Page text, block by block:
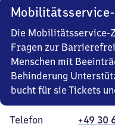
Die Mobilitätsservice-
Fragen zur
Menschen mit
Behinderung
bucht für sie Tickets
Telefon
+49 30